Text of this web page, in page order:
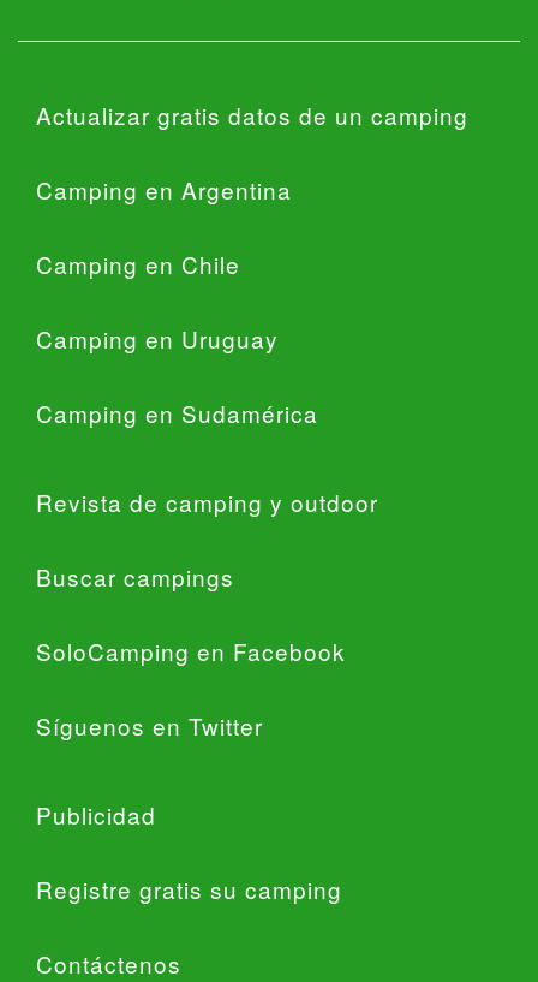
Actualizar gratis datos de un camping
Camping en Argentina
Camping en Chile
Camping en Uruguay
Camping en Sudamérica
Revista de camping y outdoor
Buscar campings
SoloCamping en Facebook
Síguenos en Twitter
Publicidad
Registre gratis su camping
Contáctenos